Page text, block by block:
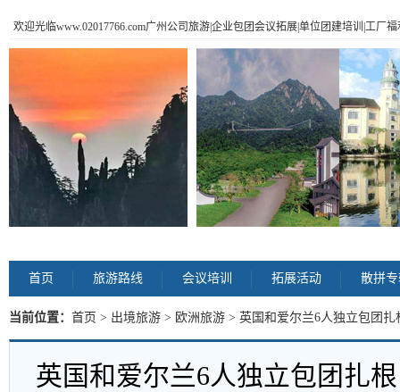
欢迎光临www.02017766.com广州公司旅游|企业包团会议拓展|单位团建培训|工厂
首页 旅游路线 会议培训 拓展活动 散拼
当前位置： 首页 > 出境旅游 > 欧洲旅游 > 英国和爱尔兰6人独立包团
内容
英国和爱尔兰6人独立包团扎